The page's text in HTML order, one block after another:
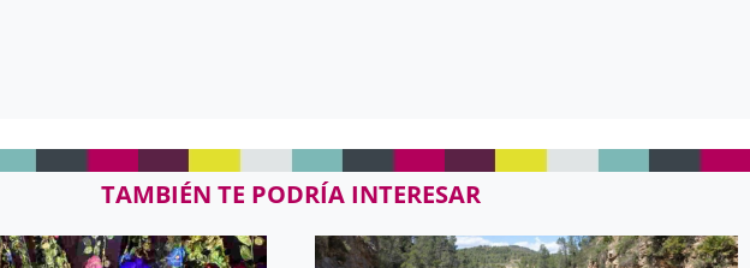
TAMBIÉN TE PODRÍA INTERESAR